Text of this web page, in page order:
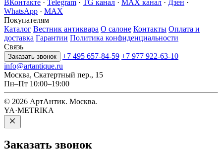
ВКонтакте · Telegram · TG канал · MAX канал · Дзен ·
WhatsApp · MAX
Покупателям
Каталог Вестник антиквара О салоне Контакты Оплата и
доставка Гарантии Политика конфиденциальности
Связь
Заказать звонок +7 495 657-84-59 +7 977 922-63-10
info@artantique.ru
Москва, Скатертный пер., 15
Пн–Пт 10:00–19:00
© 2026 АртАнтик. Москва.
YA·METRIKA
Заказать звонок